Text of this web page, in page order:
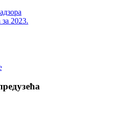
2023.